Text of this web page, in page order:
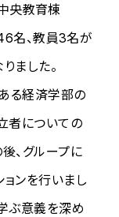
央教育棟
名、教員3名が
ました。
る経済学部の
者についての
、グループに
ンを行いまし
ぶ意義を深め